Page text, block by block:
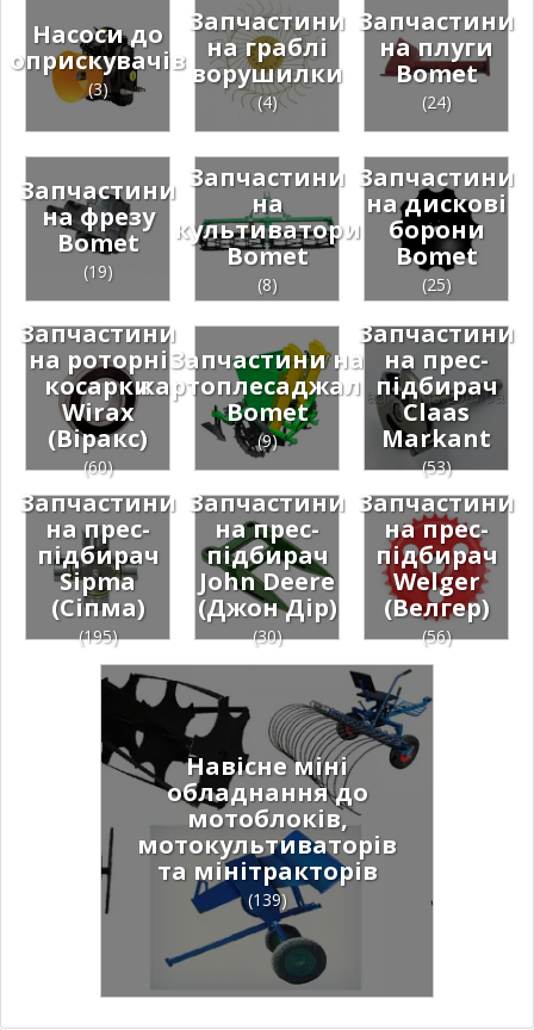
Насоси до
оприскувачів
(3)
Запчастини
на граблі
ворушилки
(4)
Запчастини
на плуги
Bomet
(24)
Запчастини
на фрезу
Bomet
(19)
Запчастини
на
культиватори
Bomet
(8)
Запчастини
на дискові
борони
Bomet
(25)
Запчастини
на роторні
косарки
Wirax
(Віракс)
(60)
Запчастини на
картоплесаджалки
Bomet
(9)
Запчастини
на прес-
підбирач
Claas
Мarkant
(53)
Запчастини
на прес-
підбирач
Sipma
(Сіпма)
(195)
Запчастини
на прес-
підбирач
John Deere
(Джон Дір)
(30)
Запчастини
на прес-
підбирач
Welger
(Велгер)
(56)
Навісне міні
обладнання до
мотоблоків,
мотокультиваторів
та мінітракторів
(139)